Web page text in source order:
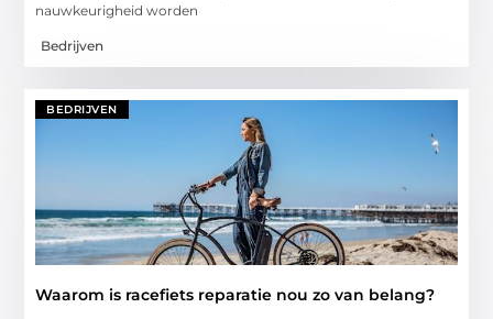
nauwkeurigheid worden
Bedrijven
BEDRIJVEN
Waarom is racefiets reparatie nou zo van belang?